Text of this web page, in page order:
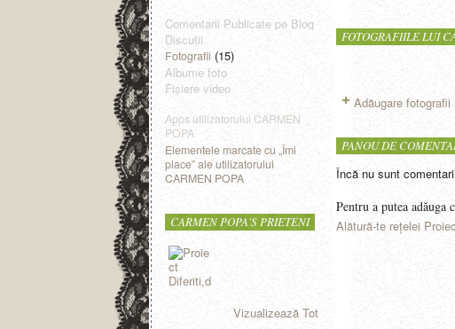
Comentarii Publicate pe Blog
Discuţii
Fotografii (15)
Albume foto
Fişiere video
Apps utilizatorului CARMEN
POPA
Elementele marcate cu „Îmi
place” ale utilizatorului
CARMEN POPA
CARMEN POPA'S PRIETENI
Vizualizează Tot
FOTOGRAFIILE LUI
Adăugare fotografii
PANOU DE
Încă nu sunt
Pentru a putea
Alătură-te reţelei